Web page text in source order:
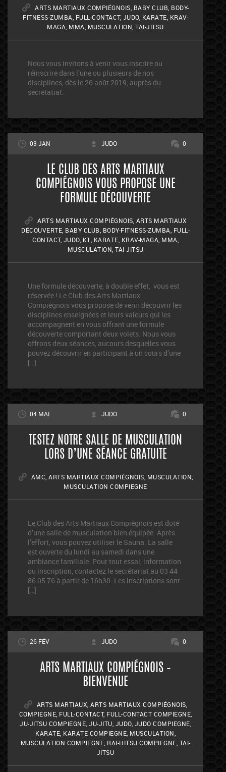
ARTS MARTIAUX COMPIÉGNOIS BABY CLUB BODY-
FITNESS-ZUMBA FULL-CONTACT, JUDO, KARATE KRAV-
MAGA MMA MUSCULATION ,TAI-JITSU
Nous vous invitons à venir vous inscrire ou
réinscrire dans l’une ou plusieurs de nos
disciplines, dès le 26 août 2019, auprès du
secrétatiat.
03 JAN JUDO 0
LE CLUB DES ARTS MARTIAUX
COMPIÉGNOIS VOUS PROPOSE UNE
FORMULE DÉCOUVERTE
ARTS MARTIAUX COMPIÉGNOIS ARTS MARTIAUX
DÉCOUVERTE BABY CLUB BODY-FITNESS-ZUMBA FULL-
CONTACT, JUDO, K1 KARATE KRAV-MAGA MMA
MUSCULATION TAI-JITSU
Une formule découverte, à double effet, vous est
réservée ! Le Club des Arts Martiaux
Compiégnois vous propose de venir découvrir les
disciplines enseignées et leurs valeurs qui les
accompagnent en vous offrant une formule
découverte comportant deux volets. Nous vous
offrons deux séances, aucours desquelles vous
pouvez découvrir en participant à un cours d’une
[…]
04 MAI JUDO 0
TESTEZ NOTRE SALLE DE MUSCULATION
LORS D’UNE SÉANCE GRATUITE
AMC ARTS MARTIAUX COMPIÉGNOIS MUSCULATION
MUSCULATION COMPIEGNE
Le Club des Arts Martiaux Compiégnois est doté
d’une salle de musculation bien équipée. Après
l’effort, vous pouvez utiliser le Sauna. La salle
est ouverte du lundi au samedi dans une
ambiance familiale. Pour tout essai, information
ou inscription, contactez le secrétariat au 03 44
86 05 76 à partir de 16h30. Les inscriptions sont
[…]
26 FÉV JUDO 0
ARTS MARTIAUX COMPIÉGNOIS –
BIENVENUE
ARTS MARTIAUX ,ARTS MARTIAUX COMPIÉGNOIS
COMPIEGNE FULL-CONTACT, FULL-CONTACT COMPIEGNE
JU-JITSU COMPIEGNE JU-JITU JUDO, JUDO COMPIEGNE
KARATE KARATE COMPIEGNE MUSCULATION
MUSCULATION COMPIEGNE RAI-HITSU COMPIEGNE TAI-
JITSU